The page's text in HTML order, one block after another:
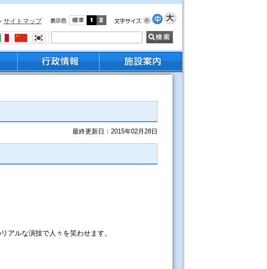
サイトマップ
最終更新日：2015年02月28日
アルな演技で人々を笑わせます。